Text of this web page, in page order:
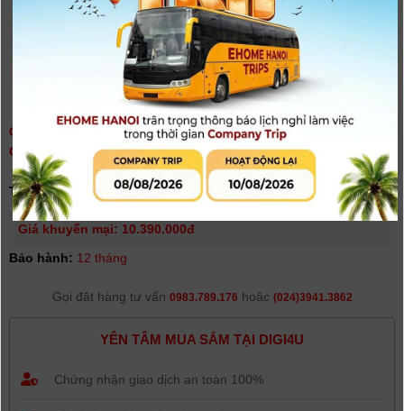
GIMBAL CHỐNG RUNG ZHIYUN WEEBILL 3 STANDARD |
CHÍNH HÃNG
(0người đánh giá)
Tình trạng:
Hết hàng
Giá khuyến mại: 10.390.000đ
Bảo hành: 12 tháng
Gọi đặt hàng tư vấn 0983.789.176 hoặc (024)3941.3862
YÊN TÂM MUA SẮM TẠI DIGI4U
Chứng nhận giao dịch an toàn 100%